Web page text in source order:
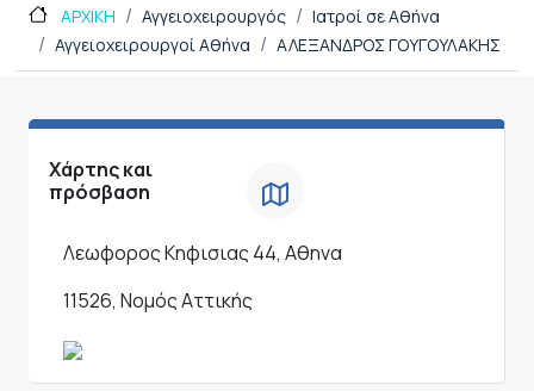
ΑΡΧΙΚΗ Αγγειοχειρουργός
Ιατροί σε Αθήνα
Αγγειοχειρουργοί Αθήνα
ΑΛΕΞΑΝΔΡΟΣ ΓΟΥΓΟΥΛΑΚΗΣ
Χάρτης και
πρόσβαση
Λεωφορος Κηφισιας 44, Αθηνα
11526, Νομός Αττικής